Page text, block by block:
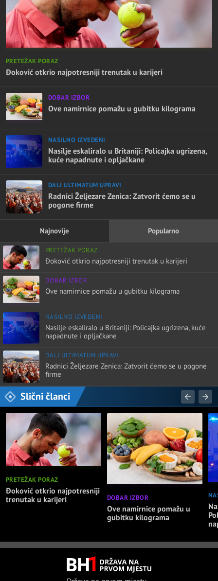
PRETEŽAK PORAZ
Đoković otkrio najpotresniji trenutak u karijeri
DOBAR IZBOR
Ove namirnice pomažu u gubitku kilograma
NASILNO IZVEDENI
Nasilje eskaliralo u Britaniji: Policajka ugrizena,
kuće napadnute i opljačkane
DALI ULTIMATUM UPRAVI
Radnici Željezare Zenica: Zatvorit ćemo se u
pogone firme
Najnovije Popularno
PRETEŽAK PORAZ
Đoković otkrio najpotresniji trenutak u karijeri
DOBAR IZBOR
Ove namirnice pomažu u gubitku kilograma
NASILNO IZVEDENI
Nasilje eskaliralo u Britaniji: Policajka ugrizena, kuće
napadnute i opljačkane
DALI ULTIMATUM UPRAVI
Radnici Željezare Zenica: Zatvorit ćemo se u pogone
firme
Slični članci
PRETEŽAK PORAZ
Đoković otkrio najpotresniji
trenutak u karijeri
DOBAR IZBOR
Ove namirnice pomažu u
gubitku kilograma